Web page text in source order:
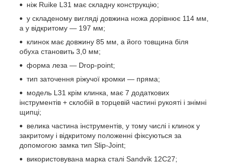
ніж Ruike L31 має складну конструкцію;
у складеному вигляді довжина ножа дорівнює 114 мм,
а у відкритому — 197 мм;
клинок має довжину 85 мм, а його товщина біля
обуха становить 3,0 мм;
форма леза — Drop-point;
тип заточення ріжучої кромки — пряма;
модель L31 крім клинка, має 7 додаткових
інструментів + склобій в торцевій частині рукояті і знімні
щипці;
велика частина інструментів, у тому числі і клинок у
закритому і відкритому положенні фіксуються за
допомогою замка тип Slip-Joint;
використовувана марка сталі Sandvik 12C27;